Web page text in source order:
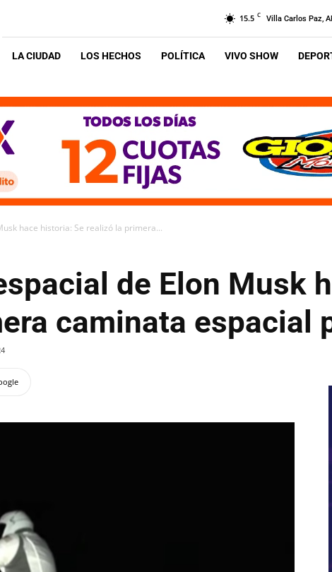
15.5 C Villa Carlos Paz,
LA CIUDAD LOS HECHOS POLÍTICA VIVO SHOW
hace historia: Se realizó la primera...
de Elon Musk
caminata espacial